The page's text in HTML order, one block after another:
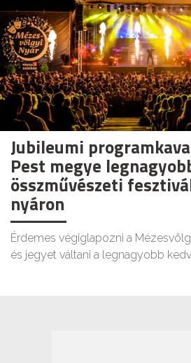
Jubileumi
Pest megye
összművészeti
nyáron
Érdemes végiglapozni a
és jegyet váltani a legnagyobb